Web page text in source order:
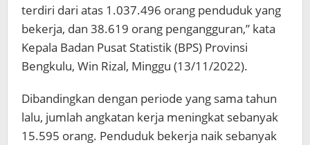
terdiri dari atas 1.037.496 orang penduduk yang
bekerja, dan 38.619 orang pengangguran,” kata
Kepala Badan Pusat Statistik (BPS) Provinsi
Bengkulu, Win Rizal, Minggu (13/11/2022).
Dibandingkan dengan periode yang sama tahun
lalu, jumlah angkatan kerja meningkat sebanyak
15.595 orang. Penduduk bekerja naik sebanyak